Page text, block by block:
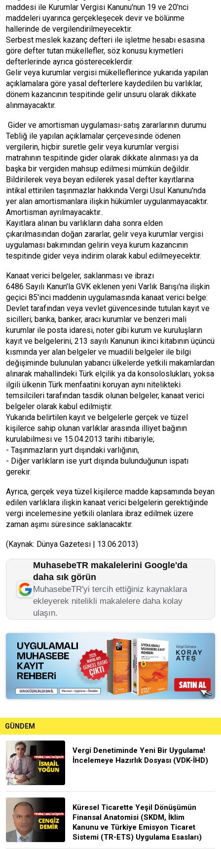
maddesi ile Kurumlar Vergisi Kanunu'nun 19 ve 20'nci
maddeleri uyarınca gerçekleşecek devir ve bölünme
hallerinde de vergilendirilmeyecektir.
Serbest meslek kazanç defteri ile işletme hesabı esasına
göre defter tutan mükellefler, söz konusu kıymetleri
defterlerinde ayrıca göstereceklerdir.
Gelir veya kurumlar vergisi mükelleflerince yukarıda yapılan
açıklamalara göre yasal defterlere kaydedilen bu varlıklar,
dönem kazancının tespitinde gelir unsuru olarak dikkate
alınmayacaktır.
Gider ve amortisman uygulaması-satış zararlarının durumu
Tebliğ ile yapılan açıklamalar çerçevesinde ödenen
vergilerin, hiçbir suretle gelir veya kurumlar vergisi
matrahının tespitinde gider olarak dikkate alınması ya da
başka bir vergiden mahsup edilmesi mümkün değildir.
Bildirilerek veya beyan edilerek yasal defter kayıtlarına
intikal ettirilen taşınmazlar hakkında Vergi Usul Kanunu'nda
yer alan amortismanlara ilişkin hükümler uygulanmayacaktır.
Amortisman ayrılmayacaktır..
Kayıtlara alınan bu varlıkların daha sonra elden
çıkarılmasından doğan zararlar, gelir veya kurumlar vergisi
uygulaması bakımından gelirin veya kurum kazancının
tespitinde gider veya indirim olarak kabul edilmeyecektir.
Kanaat verici belgeler, saklanması ve ibrazı
6486 Sayılı Kanun'la GVK eklenen yeni Varlık Barışı'na ilişkin
geçici 85'inci maddenin uygulamasında kanaat verici belge:
Devlet tarafından veya vevlet güvencesinde tutulan kayıt ve
sicilleri; banka, banker, aracı kurumlar ve benzeri mali
kurumlar ile posta idaresi, noter gibi kurum ve kuruluşların
kayıt ve belgelerini, 213 sayılı Kanunun ikinci kitabının üçüncü
kısmında yer alan belgeler ve muadili belgeler ile bilgi
değişiminde bulunulan yabancı ülkelerde yetkili makamlardan
alınarak mahallindeki Türk elçilik ya da konsoloslukları, yoksa
ilgili ülkenin Türk menfaatini koruyan aynı nitelikteki
temsilcileri tarafından tasdik olunan belgeler, kanaat verici
belgeler olarak kabul edilmiştir.
Yukarıda belirtilen kayıt ve belgelerle gerçek ve tüzel
kişilerce sahip olunan varlıklar arasında illiyet bağının
kurulabilmesi ve 15.04.2013 tarihi itibariyle;
- Taşınmazların yurt dışındaki varlığının,
- Diğer varlıkların ise yurt dışında bulunduğunun ispatı
gerekir.
Ayrıca, gerçek veya tüzel kişilerce madde kapsamında beyan
edilen varlıklara ilişkin kanaat verici belgelerin gerektiğinde
vergi incelemesine yetkili olanlara ibraz edilmek üzere
zaman aşımı süresince saklanacaktır.
(Kaynak: Dünya Gazetesi | 13.06.2013)
MuhasebeTR makalelerini Google'da
daha sık görün
MuhasebeTR'yi tercih ettiğiniz kaynaklara
ekleyerek nitelikli makalelere daha kolay
ulaşın.
GÜNDEM
Vergi Denetiminde Yeni Bir Uygulama!
İncelemeye Hazırlık Dosyası (VDK-İHD)
Küresel Ticarette Yeşil Dönüşümün
Finansal Anatomisi (SKDM, İklim
Kanunu ve Türkiye Emisyon Ticaret
Sistemi (TR-ETS) Uygulama Esasları)